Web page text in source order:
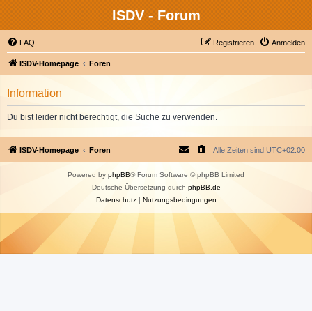
ISDV - Forum
FAQ Anmelden
Registrieren
ISDV-Homepage Foren
Information
Du bist leider nicht berechtigt, die Suche zu verwenden.
ISDV-Homepage Foren Alle Zeiten sind UTC+02:00
Powered by phpBB® Forum Software © phpBB Limited
Deutsche Übersetzung durch phpBB.de
Datenschutz| Nutzungsbedingungen